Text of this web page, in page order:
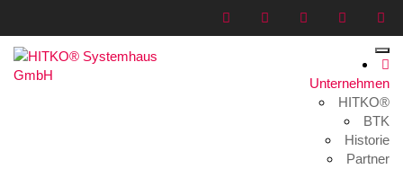
Unternehmen
HITKO®
BTK
Historie
Partner